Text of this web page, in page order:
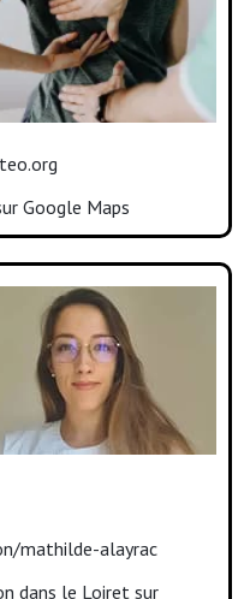
Google Maps
mathilde-alayrac
dans le Loiret sur